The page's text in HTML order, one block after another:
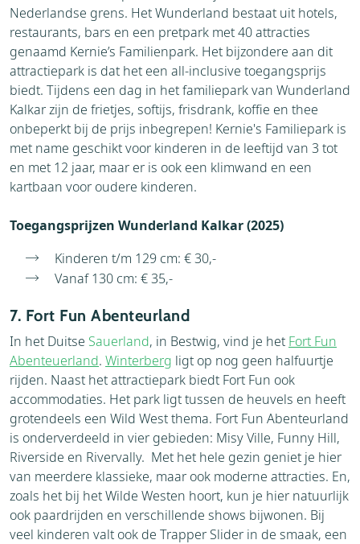
Nederlandse grens. Het Wunderland bestaat uit hotels,
restaurants, bars en een pretpark met 40 attracties
genaamd Kernie’s Familienpark. Het bijzondere aan dit
attractiepark is dat het een all-inclusive toegangsprijs
biedt. Tijdens een dag in het familiepark van Wunderland
Kalkar zijn de frietjes, softijs, frisdrank, koffie en thee
onbeperkt bij de prijs inbegrepen! Kernie's Familiepark is
met name geschikt voor kinderen in de leeftijd van 3 tot
en met 12 jaar, maar er is ook een klimwand en een
kartbaan voor oudere kinderen.
Toegangsprijzen Wunderland Kalkar (2025)
Kinderen t/m 129 cm: € 30,-
Vanaf 130 cm: € 35,-
7. Fort Fun Abenteurland
In het Duitse Sauerland, in Bestwig, vind je het Fort Fun
Abenteuerland. Winterberg ligt op nog geen halfuurtje
rijden. Naast het attractiepark biedt Fort Fun ook
accommodaties. Het park ligt tussen de heuvels en heeft
grotendeels een Wild West thema. Fort Fun Abenteurland
is onderverdeeld in vier gebieden: Misy Ville, Funny Hill,
Riverside en Rivervally. Met het hele gezin geniet je hier
van meerdere klassieke, maar ook moderne attracties. En,
zoals het bij het Wilde Westen hoort, kun je hier natuurlijk
ook paardrijden en verschillende shows bijwonen. Bij
veel kinderen valt ook de Trapper Slider in de smaak, een